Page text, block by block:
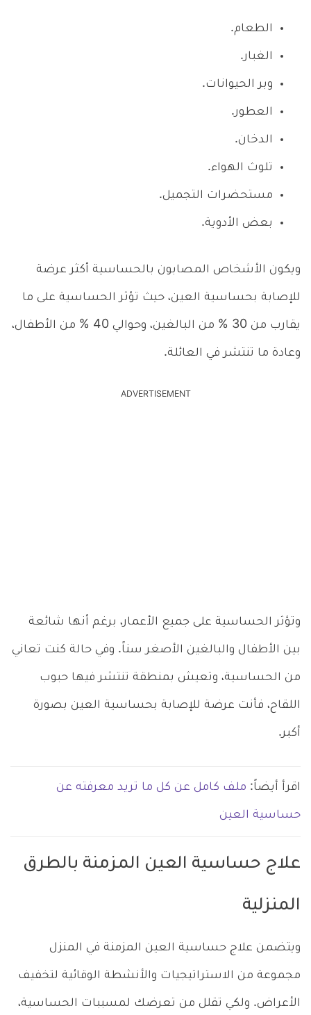
الطعام.
الغبار.
وبر الحيوانات.
العطور.
الدخان.
تلوث الهواء.
مستحضرات التجميل.
بعض الأدوية.
ويكون الأشخاص المصابون بالحساسية أكثر عرضة
للإصابة بحساسية العين، حيث تؤثر الحساسية على ما
يقارب من 30 % من البالغين، وحوالي 40 % من الأطفال،
وعادة ما تنتشر في العائلة.
ADVERTISEMENT
وتؤثر الحساسية على جميع الأعمار، برغم أنها شائعة
بين الأطفال والبالغين الأصغر سناً. وفي حالة كنت تعاني
من الحساسية، وتعيش بمنطقة تنتشر فيها حبوب
اللقاح، فأنت عرضة للإصابة بحساسية العين بصورة
أكبر.
اقرأ أيضاً: ملف كامل عن كل ما تريد معرفته عن
حساسية العين
علاج حساسية العين المزمنة بالطرق
المنزلية
ويتضمن علاج حساسية العين المزمنة في المنزل
مجموعة من الاستراتيجيات والأنشطة الوقائية لتخفيف
الأعراض. ولكي تقلل من تعرضك لمسببات الحساسية،